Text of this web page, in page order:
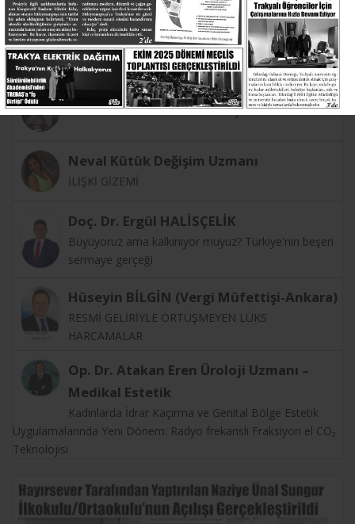
Mehmet Şen
19. Yıla Merhaba: Dürüstlükle Geçen Bir Ömür
Neval Kütük Değişim Uzmanı
İLİŞKİ GİZEMİ
Doç. Dr. Ergül HALİSÇELİK
Büyüyoruz ama kalkınıyor muyuz? Türkiye'nin beşeri
sermaye gerçeği
Hüseyin BİLGİN (Vergi Müfettişi-Ankara)
RESMİ GELİRİYLE ÖRTÜŞMEYEN LÜKS
HARCAMALAR
Op. Dr. Atakan Eren Üroloji Uzmanı –
Medikal Estetik
Kadınlarda İdrar Kaçırma ve Genital Bölge Estetik
Uygulamalarında Yeni Dönem: Radyo frekanslı Fraksiyon el CO₂
Teknolojisi